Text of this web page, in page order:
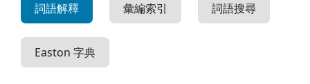
詞語解釋 彙編索引 詞語搜尋
Easton 字典